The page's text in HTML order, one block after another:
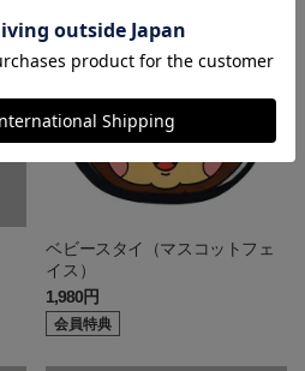
ベビースタイ（マスコットフェ
イス）
1,980円
会員特典